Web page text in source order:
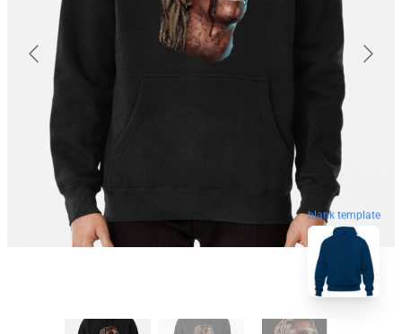
blank template